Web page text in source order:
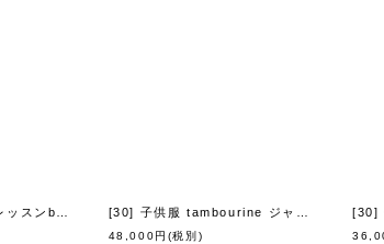
mina perhonen petit]
[mina perhonen
48,000円 (税別)